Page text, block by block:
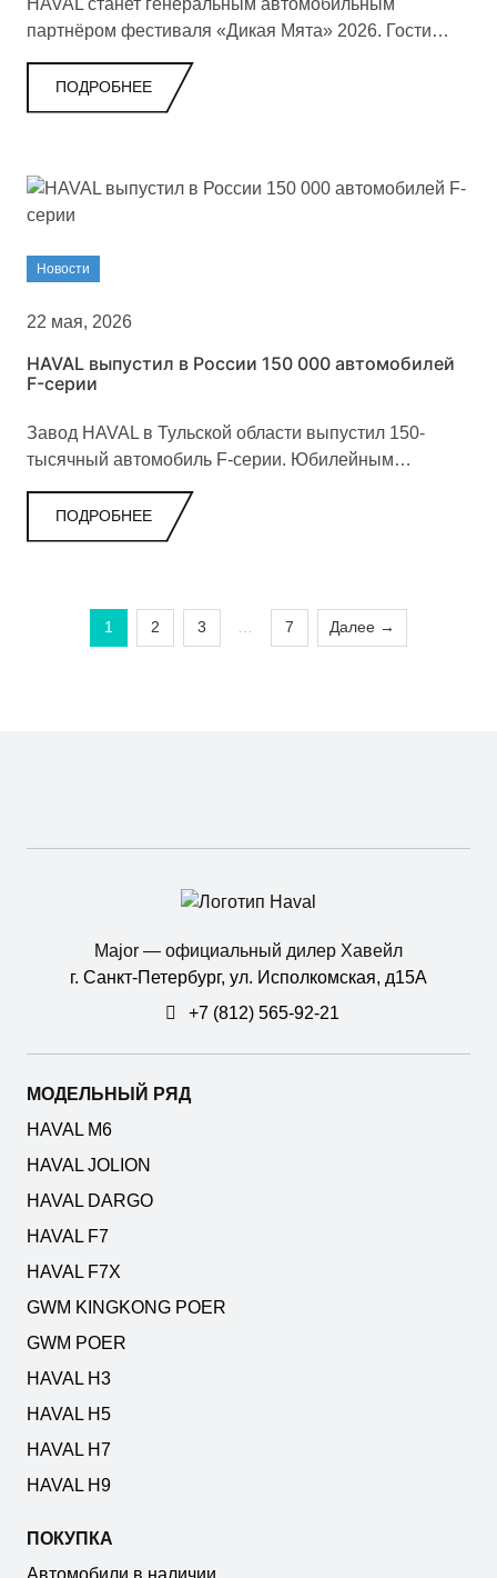
партнёром фестиваля «Дикая Мята» 2026. Гости
пройти тест-драйвы и принять участие в
интерактивных активностях.
ПОДРОБНЕЕ
Новости
22 мая, 2026
HAVAL выпустил в России 150 000 автомобилей
F-серии
Завод HAVAL в Тульской области выпустил 150-
тысячный автомобиль F-серии. Юбилейным
результат подтвердил устойчивый интерес
российских покупателей к кроссоверам бренда.
ПОДРОБНЕЕ
1 2 3 7 Далее →
Major — официальный дилер Хавейл
г. Санкт-Петербург, ул. Исполкомская, д15А
+7 (812) 565-92-21
МОДЕЛЬНЫЙ РЯД
HAVAL M6
HAVAL JOLION
HAVAL DARGO
HAVAL F7
HAVAL F7X
GWM KINGKONG POER
GWM POER
HAVAL H3
HAVAL H5
HAVAL H7
HAVAL H9
ПОКУПКА
Автомобили в наличии